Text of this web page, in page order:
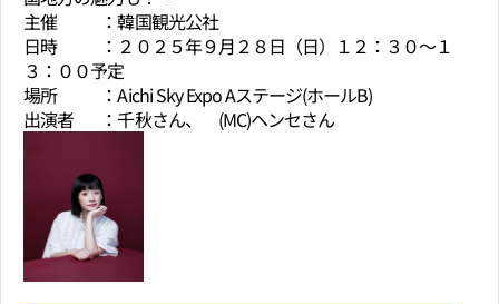
主催 ：韓国観光公社
日時 ：２０２５年９月２８日（日）１２：３０～１
３：００予定
場所 ：Aichi Sky Expo Aステージ(ホールB)
出演者 ：千秋さん、 (MC)ヘンセさん